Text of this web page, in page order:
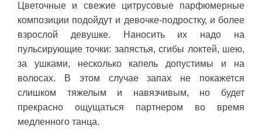
Цветочные и свежие цитрусовые парфюмерные
композиции подойдут и девочке-подростку, и более
взрослой девушке. Наносить их надо на
пульсирующие точки: запястья, сгибы локтей, шею,
за ушками, несколько капель допустимы и на
волосах. В этом случае запах не покажется
слишком тяжелым и навязчивым, но будет
прекрасно ощущаться партнером во время
медленного танца.